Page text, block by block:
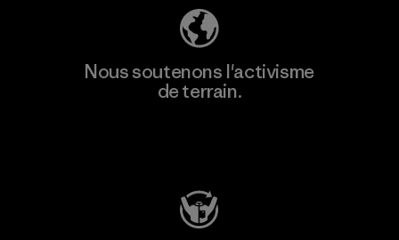
Nous soutenons l'activisme
de terrain.